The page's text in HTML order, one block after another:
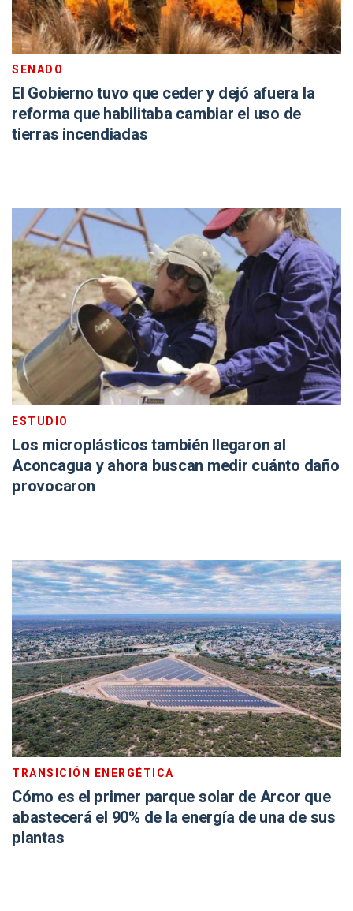
SENADO
El Gobierno tuvo que ceder y dejó afuera la
reforma que habilitaba cambiar el uso de
tierras incendiadas
ESTUDIO
Los microplásticos también llegaron al
Aconcagua y ahora buscan medir cuánto daño
provocaron
TRANSICIÓN ENERGÉTICA
Cómo es el primer parque solar de Arcor que
abastecerá el 90% de la energía de una de sus
plantas